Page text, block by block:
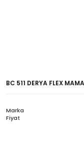
BC 511 DERYA FLEX
Marka
Fiyat